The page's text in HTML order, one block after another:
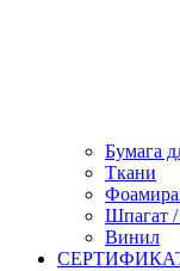
Бумага
Ткани
Шпагат
Винил